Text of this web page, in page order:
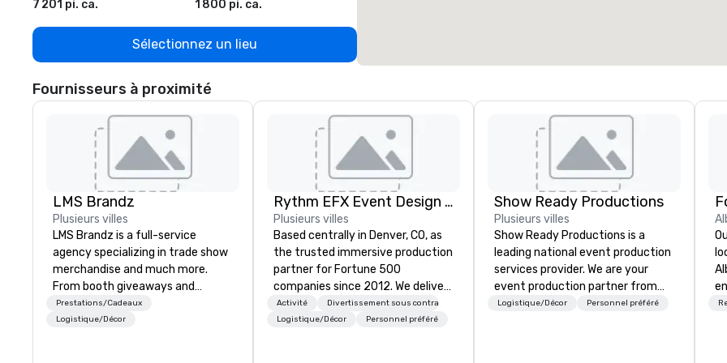
7 201 pi. ca. 1 800 pi. ca.
Sélectionnez un lieu
Fournisseurs à proximité
LMS Brandz
Plusieurs villes
LMS Brandz is a full-service
agency specializing in trade show
merchandise and much more.
From booth giveaways and
branded apparel to executive
gifting, displays, banners, signage,
Prestations/Cadeaux
Logistique/Décor
Rythm EFX Event Design & Fabrication
Plusieurs villes
Based centrally in Denver, CO, as
the trusted immersive production
partner for Fortune 500
companies since 2012. We deliver
stunning premium AV and in-
house custom scenic fabrication
Activité
Divertissement sous contrat
Logistique/Décor
Personnel préféré
Show Ready Productions
Plusieurs villes
Show Ready Productions is a
leading national event production
services provider. We are your
event production partner from
start to finish. Our team is
Logistique/Décor Personnel préféré